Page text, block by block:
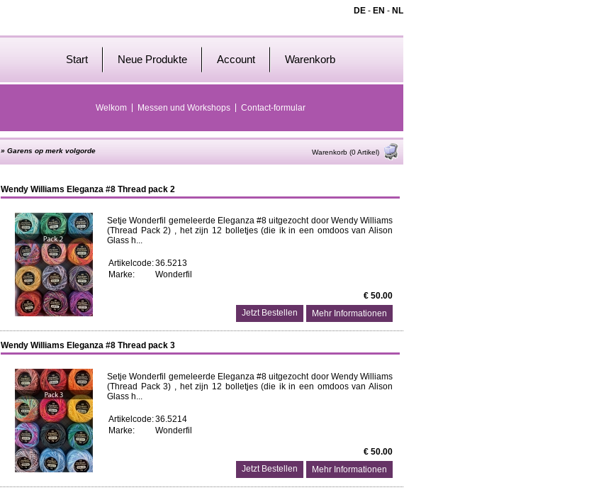
DE - EN - NL
Start Neue Produkte Account Warenkorb
Welkom Messen und Workshops Contact-formular
» Garens op merk volgorde Warenkorb (0 Artikel)
Wendy Williams Eleganza #8 Thread pack 2
Setje Wonderfil gemeleerde Eleganza #8 uitgezocht door Wendy Williams
(Thread Pack 2) , het zijn 12 bolletjes (die ik in een omdoos van Alison
Glass h...
Artikelcode:36.5213
Marke:
Wonderfil
€ 50.00
Mehr Informationen
Wendy Williams Eleganza #8 Thread pack 3
Setje Wonderfil gemeleerde Eleganza #8 uitgezocht door Wendy Williams
(Thread Pack 3) , het zijn 12 bolletjes (die ik in een omdoos van Alison
Glass h...
Artikelcode:36.5214
Marke:
Wonderfil
€ 50.00
Mehr Informationen